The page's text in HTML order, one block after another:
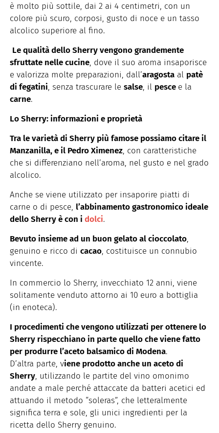
è molto più sottile, dai 2 ai 4 centimetri, con un
colore più scuro, corposi, gusto di noce e un tasso
alcolico superiore al fino.
Le qualità dello Sherry vengono grandemente
sfruttate nelle cucine, dove il suo aroma insaporisce
e valorizza molte preparazioni, dall’aragosta al patè
di fegatini, senza trascurare le salse, il pesce e la
carne.
Lo Sherry: informazioni e proprietà
Tra le varietà di Sherry più famose possiamo citare il
Manzanilla, e il Pedro Ximenez, con caratteristiche
che si differenziano nell’aroma, nel gusto e nel grado
alcolico.
Anche se viene utilizzato per insaporire piatti di
carne o di pesce, l’abbinamento gastronomico ideale
dello Sherry è con i dolci.
Bevuto insieme ad un buon gelato al cioccolato,
genuino e ricco di cacao, costituisce un connubio
vincente.
In commercio lo Sherry, invecchiato 12 anni, viene
solitamente venduto attorno ai 10 euro a bottiglia
(in enoteca).
I procedimenti che vengono utilizzati per ottenere lo
Sherry rispecchiano in parte quello che viene fatto
per produrre l’aceto balsamico di Modena.
D’altra parte, viene prodotto anche un aceto di
Sherry, utilizzando le partite del vino omonimo
andate a male perché attaccate da batteri acetici ed
attuando il metodo “soleras”, che letteralmente
significa terra e sole, gli unici ingredienti per la
ricetta dello Sherry genuino.